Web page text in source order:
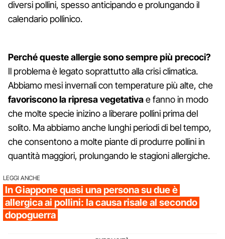
diversi pollini, spesso anticipando e prolungando il
calendario pollinico.
Perché queste allergie sono sempre più precoci?
Il problema è legato soprattutto alla crisi climatica.
Abbiamo mesi invernali con temperature più alte, che
favoriscono la ripresa vegetativae fanno in modo
che molte specie inizino a liberare pollini prima del
solito. Ma abbiamo anche lunghi periodi di bel tempo,
che consentono a molte piante di produrre pollini in
quantità maggiori, prolungando le stagioni allergiche.
LEGGI ANCHE
In Giappone quasi una persona su due è
allergica ai pollini: la causa risale al secondo
dopoguerra